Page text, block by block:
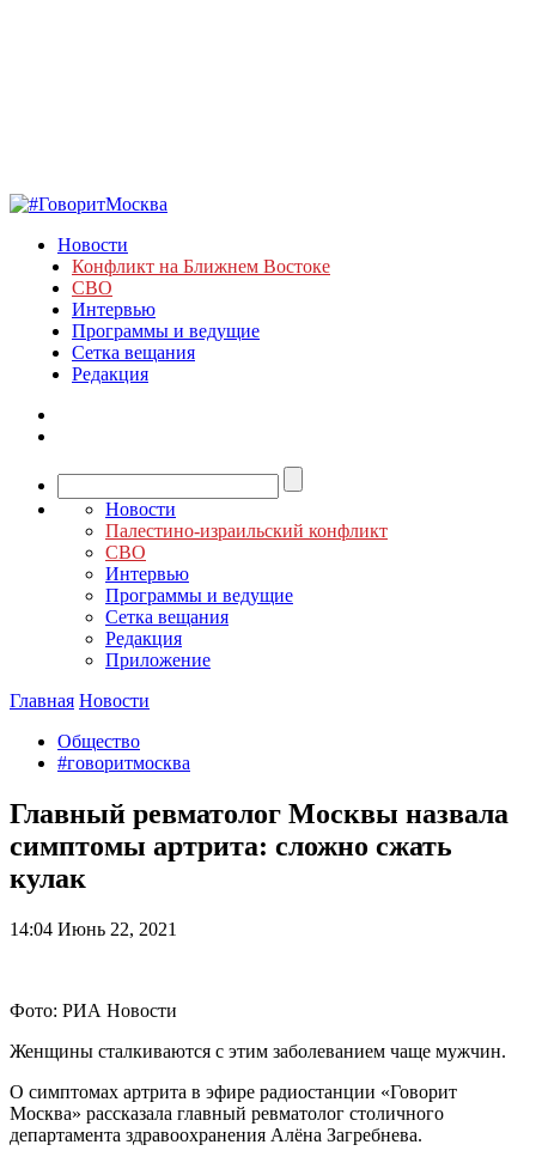
Новости
Конфликт на Ближнем Востоке
СВО
Интервью
Программы и ведущие
Сетка вещания
Редакция
Новости
Палестино-израильский конфликт
СВО
Интервью
Программы и ведущие
Сетка вещания
Редакция
Приложение
Главная Новости
Общество
#говоритмосква
Главный ревматолог Москвы назвала
симптомы артрита: сложно сжать
кулак
14:04 Июнь 22, 2021
Фото: РИА Новости
Женщины сталкиваются с этим заболеванием чаще мужчин.
О симптомах артрита в эфире радиостанции «Говорит
Москва» рассказала главный ревматолог столичного
департамента здравоохранения Алёна Загребнева.